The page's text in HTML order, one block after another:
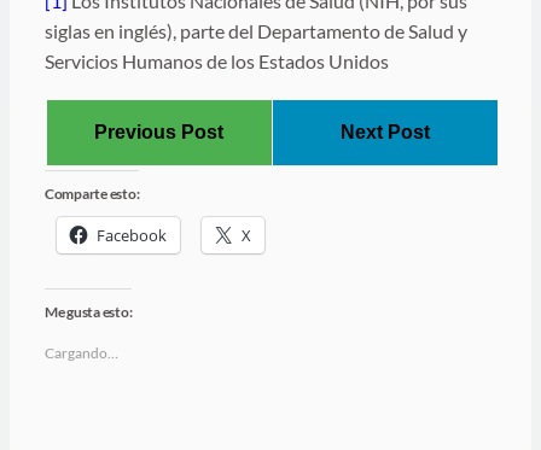
siglas en inglés), parte del Departamento de Salud y
Servicios Humanos de los Estados Unidos
Previous Post Next Post
Comparte esto:
Facebook X
Me gusta esto:
Cargando…